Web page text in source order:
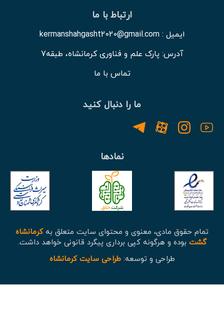
ارتباط با ما
ایمیل : kermanshahgasht2020@gmail.com
آدرس: پارک علم و فناوری کرمانشاه، طبقه7
تماس با ما
ما را دنبال کنید
نمادها
تمام حقوق مادی، معنوی و محتوای سایت متعلق بهکرمانشاه
گشت بوده و هرگونه کپی برداری پیگرد قانونی خواهد داشت.
طراحی و توسعه:طراحی سایت کرمانشاه